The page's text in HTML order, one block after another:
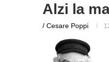
Alzi la
/ Cesare Poppi